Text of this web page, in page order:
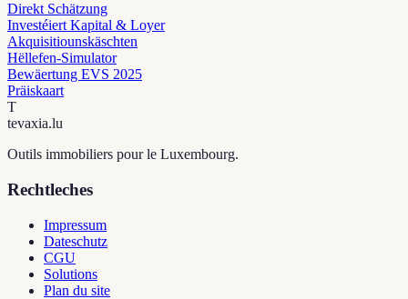
Direkt Schätzung
Investéiert Kapital & Loyer
Akquisitiounskäschten
Hëllefen-Simulator
Bewäertung EVS 2025
Präiskaart
T
tevaxia.lu
Outils immobiliers pour le Luxembourg.
Rechtleches
Impressum
Dateschutz
CGU
Solutions
Plan du site